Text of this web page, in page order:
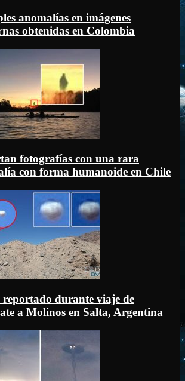
anomalías en imágenes
obtenidas en Colombia
fotografías con una rara
con forma humanoide en Chile
durante viaje de
a Molinos en Salta, Argentina